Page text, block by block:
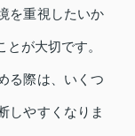
を重視したいか
が大切です。
る際は、いくつ
しやすくなりま